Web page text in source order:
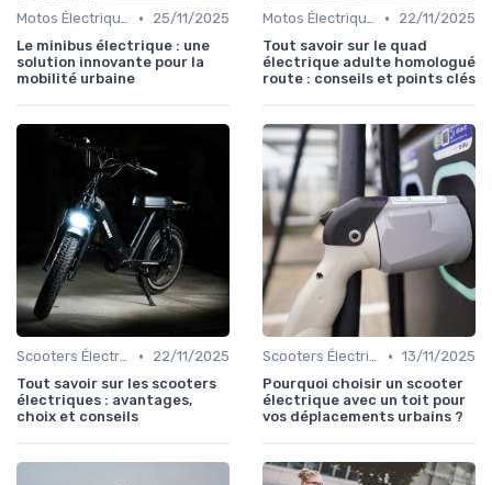
Motos Électriques Urbaines •
25/11/2025
Le minibus électrique : une
solution innovante pour la
mobilité urbaine
Motos Électriques Tout-Terrain •
22/11/2025
Tout savoir sur le quad
électrique adulte homologué
route : conseils et points clés
Scooters Électriques •
22/11/2025
Tout savoir sur les scooters
électriques : avantages,
choix et conseils
Scooters Électriques • 13/11/2025
Pourquoi choisir un scooter
électrique avec un toit pour
vos déplacements urbains ?